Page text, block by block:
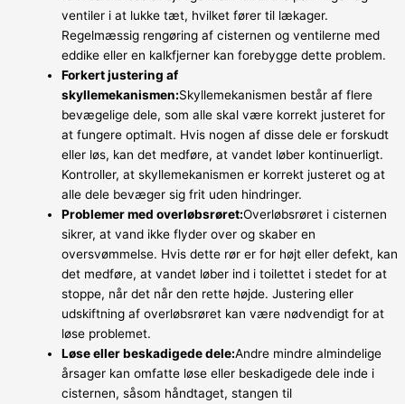
ventiler i at lukke tæt, hvilket fører til lækager.
Regelmæssig rengøring af cisternen og ventilerne med
eddike eller en kalkfjerner kan forebygge dette problem.
Forkert justering af
skyllemekanismen:Skyllemekanismen består af flere
bevægelige dele, som alle skal være korrekt justeret for
at fungere optimalt. Hvis nogen af disse dele er forskudt
eller løs, kan det medføre, at vandet løber kontinuerligt.
Kontroller, at skyllemekanismen er korrekt justeret og at
alle dele bevæger sig frit uden hindringer.
Problemer med overløbsrøret:Overløbsrøret i cisternen
sikrer, at vand ikke flyder over og skaber en
oversvømmelse. Hvis dette rør er for højt eller defekt, kan
det medføre, at vandet løber ind i toilettet i stedet for at
stoppe, når det når den rette højde. Justering eller
udskiftning af overløbsrøret kan være nødvendigt for at
løse problemet.
Løse eller beskadigede dele:Andre mindre almindelige
årsager kan omfatte løse eller beskadigede dele inde i
cisternen, såsom håndtaget, stangen til